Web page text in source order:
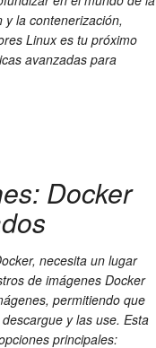
y la contenerización,
Linux es tu próximo
avanzadas para
Docker
necesita un lugar
de imágenes Docker
permitiendo que
y las use. Esta
principales: